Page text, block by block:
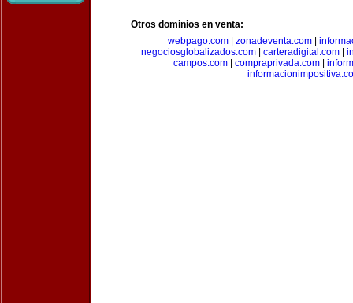
Otros dominios en venta:
webpago.com
zonadeventa.com
negociosglobalizados.com
carteradigital.com
campos.com
compraprivada.com